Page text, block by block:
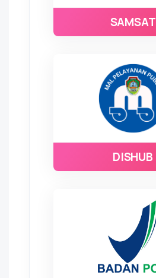
SAMSAT
DISHUB